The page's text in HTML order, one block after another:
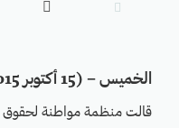


الخميس – (15 أكتوبر 2015) – صنعاء
قالت منظمة مواطنة لحقوق